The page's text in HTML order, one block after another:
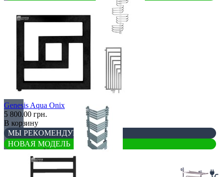
Оригинальные
Перегородки
Угловые
Genesis Aqua Onix
5 800.00 грн.
В корзину
МЫ РЕКОМЕНДУЕМ
НОВАЯ МОДЕЛЬ